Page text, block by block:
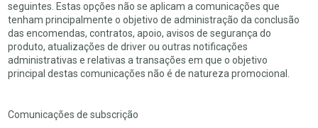
seguintes. Estas opções não se aplicam a comunicações que
tenham principalmente o objetivo de administração da conclusão
das encomendas, contratos, apoio, avisos de segurança do
produto, atualizações de driver ou outras notificações
administrativas e relativas a transações em que o objetivo
principal destas comunicações não é de natureza promocional.
Comunicações de subscrição